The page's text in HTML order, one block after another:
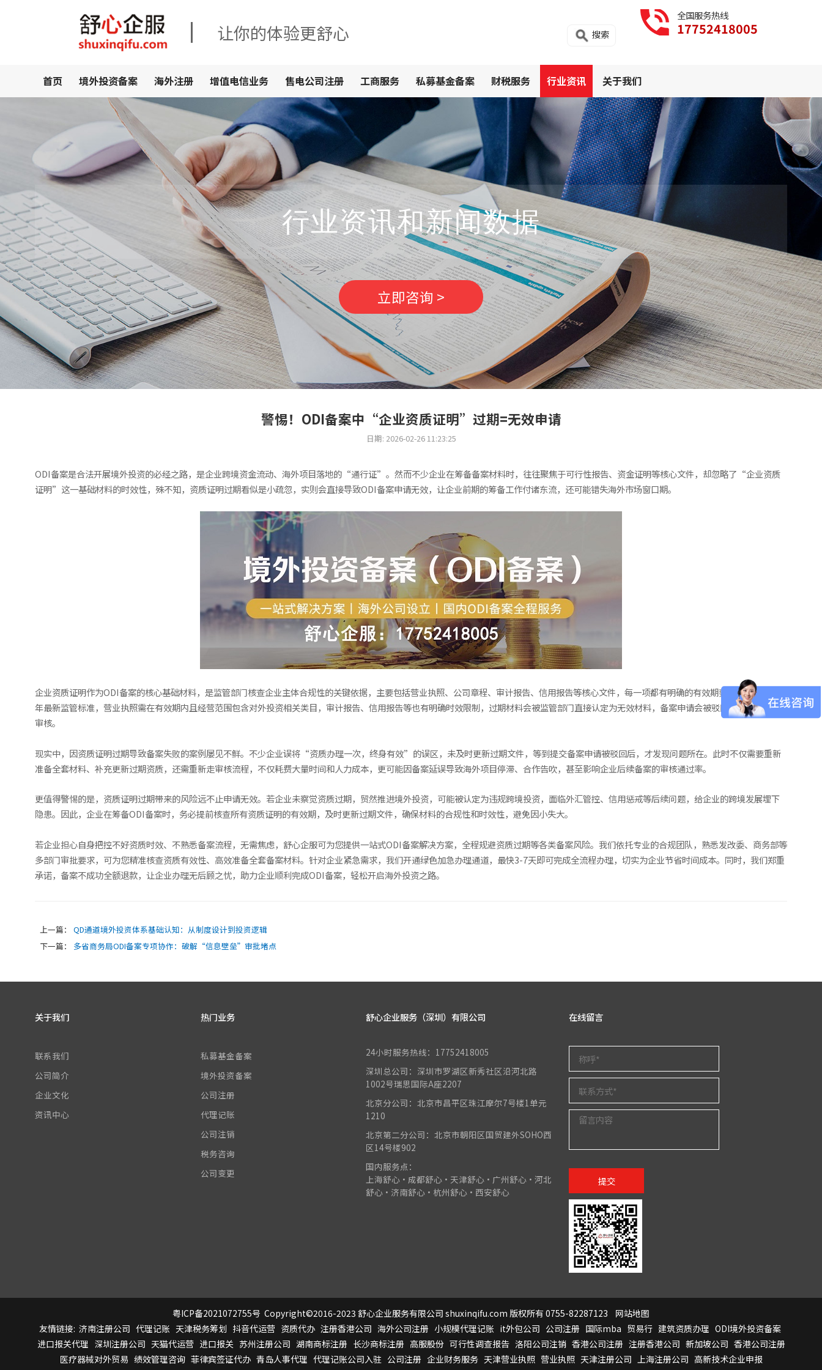
让你的体验更舒心
全国服务热线
17752418005
搜索
首页 境外投资备案 海外注册 增值电信业务 售电公司注册 工商服务 私募基金备案 财税服务 行业资讯 关于我们
行业资讯和新闻数据
立即咨询 >
警惕！ODI备案中“企业资质证明”过期=无效申请
日期: 2026-02-26 11:23:25
ODI备案是合法开展境外投资的必经之路，是企业跨境资金流动、海外项目落地的“通行证”。然而不少企业在筹备备案材料时，往往聚焦于可行性报告、资金证明等核心文件，却忽略了“企业资质
证明”这一基础材料的时效性，殊不知，资质证明过期看似是小疏忽，实则会直接导致ODI备案申请无效，让企业前期的筹备工作付诸东流，还可能错失海外市场窗口期。
企业资质证明作为ODI备案的核心基础材料，是监管部门核查企业主体合规性的关键依据，主要包括营业执照、公司章程、审计报告、信用报告等核心文件，每一项都有明确的有效期要求。根据2026
年最新监管标准，营业执照需在有效期内且经营范围包含对外投资相关类目，审计报告、信用报告等也有明确时效限制，过期材料会被监管部门直接认定为无效材料，备案申请会被驳回，无需进一步
审核。
现实中，因资质证明过期导致备案失败的案例屡见不鲜。不少企业误将“资质办理一次，终身有效”的误区，未及时更新过期文件，等到提交备案申请被驳回后，才发现问题所在。此时不仅需要重新
准备全套材料、补充更新过期资质，还需重新走审核流程，不仅耗费大量时间和人力成本，更可能因备案延误导致海外项目停滞、合作告吹，甚至影响企业后续备案的审核通过率。
更值得警惕的是，资质证明过期带来的风险远不止申请无效。若企业未察觉资质过期，贸然推进境外投资，可能被认定为违规跨境投资，面临外汇管控、信用惩戒等后续问题，给企业的跨境发展埋下
隐患。因此，企业在筹备ODI备案时，务必提前核查所有资质证明的有效期，及时更新过期文件，确保材料的合规性和时效性，避免因小失大。
若企业担心自身把控不好资质时效、不熟悉备案流程，无需焦虑，舒心企服可为您提供一站式ODI备案解决方案，全程规避资质过期等各类备案风险。我们依托专业的合规团队，熟悉发改委、商务部等
多部门审批要求，可为您精准核查资质有效性、高效准备全套备案材料。针对企业紧急需求，我们开通绿色加急办理通道，最快3-7天即可完成全流程办理，切实为企业节省时间成本。同时，我们郑重
承诺，备案不成功全额退款，让企业办理无后顾之忧，助力企业顺利完成ODI备案，轻松开启海外投资之路。
上一篇：
QD通道境外投资体系基础认知：从制度设计到投资逻辑
下一篇：
多省商务局ODI备案专项协作：破解“信息壁垒”审批堵点
关于我们
联系我们
公司简介
企业文化
资讯中心
热门业务
私募基金备案
境外投资备案
公司注册
代理记账
公司注销
税务咨询
公司变更
舒心企业服务（深圳）有限公司
24小时服务热线：17752418005
深圳总公司：深圳市罗湖区新秀社区沿河北路
1002号瑞思国际A座2207
北京分公司：北京市昌平区珠江摩尔7号楼1单元
1210
北京第二分公司：北京市朝阳区国贸建外SOHO西
区14号楼902
国内服务点：
上海舒心•成都舒心•天津舒心•广州舒心•河北
舒心•济南舒心•杭州舒心•西安舒心
在线留言
提交
粤ICP备2021072755号 Copyright©2016-2023 舒心企业服务有限公司 shuxinqifu.com 版权所有 0755-82287123
网站地图
友情链接: 济南注册公司 代理记账 天津税务筹划 抖音代运营 资质代办 注册香港公司 海外公司注册 小规模代理记账 it外包公司 公司注册 国际mba 贸易行 建筑资质办理 ODI境外投资备案
进口报关代理 深圳注册公司 天猫代运营 进口报关 苏州注册公司 湖南商标注册 长沙商标注册 高服股份 可行性调查报告 洛阳公司注销 香港公司注册 注册香港公司 新加坡公司 香港公司注册
医疗器械对外贸易 绩效管理咨询 菲律宾签证代办 青岛人事代理 代理记账公司入驻 公司注册 企业财务服务 天津营业执照 营业执照 天津注册公司 上海注册公司 高新技术企业申报